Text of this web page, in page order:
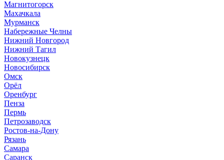
Магнитогорск
Махачкала
Мурманск
Набережные Челны
Нижний Новгород
Нижний Тагил
Новокузнецк
Новосибирск
Омск
Орёл
Оренбург
Пенза
Пермь
Петрозаводск
Ростов-на-Дону
Рязань
Самара
Саранск